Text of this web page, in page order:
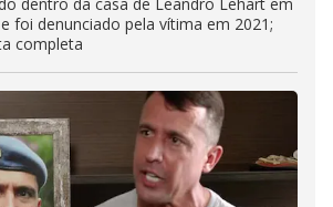
foi denunciado pela vítima em 2021;
completa